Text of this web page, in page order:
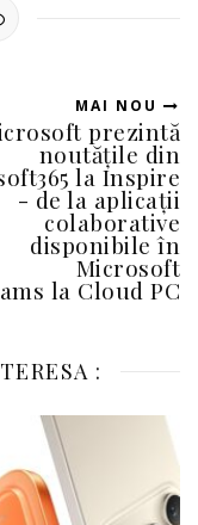
MAI NOU
prezintă
noutățile din
la Inspire
- de la aplicații
colaborative
disponibile în
Microsoft
la Cloud PC
: